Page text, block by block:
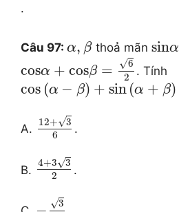
.
Câu 97: α, βthoả mãn sinα
cosα + cosβ = 6
√
2
. Tính
cos (α − β) + sin (α + β)
A.
12+ 3
√
6
.
B.
4+3 3
√
2
.
3
√